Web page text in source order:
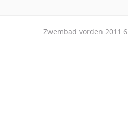
Zwembad vorden 2011 6